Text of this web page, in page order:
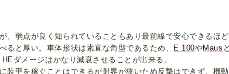
、弱点が良く知られていることもあり最前線で安心できるほ
ると厚い。車体形状は素直な角型であるため、
E 100やMaus
ダメージはかなり減衰させることが出来る。
装甲を稼ぐことはできるが射界が狭いため反撃はできず、機